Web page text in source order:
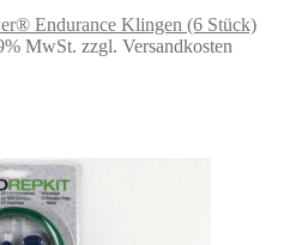
Endurance Klingen (6 Stück)
MwSt. zzgl. Versandkosten